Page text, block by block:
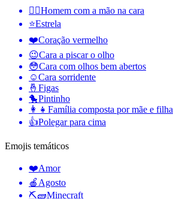
🤦‍♂️Homem com a mão na cara
⭐Estrela
❤️Coração vermelho
😉Cara a piscar o olho
😳Cara com olhos bem abertos
☺️Cara sorridente
🤞 Figas
🐤Pintinho
👩‍👧 Família composta por mãe e filha
👍Polegar para cima
Emojis temáticos
❤️Amor
🍎 Agosto
⛏🧱Minecraft